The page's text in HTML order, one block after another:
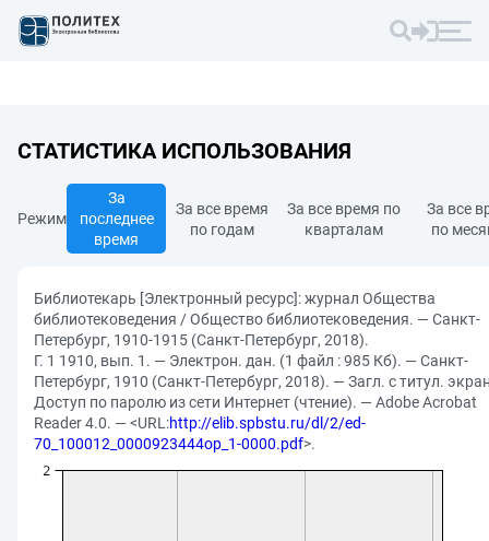
СТАТИСТИКА ИСПОЛЬЗОВАНИЯ
Режим
За
последнее
время
За все время
по годам
За все время по
кварталам
За все
по
Библиотекарь [Электронный ресурс]: журнал Общества
библиотековедения / Общество библиотековедения. — Санкт-
Петербург, 1910-1915 (Санкт-Петербург, 2018).
Г. 1 1910, вып. 1. — Электрон. дан. (1 файл : 985 Кб). — Санкт-
Петербург, 1910 (Санкт-Петербург, 2018). — Загл. с титул.
Доступ по паролю из сети Интернет (чтение). — Adobe Acrobat
Reader 4.0. — <URL:http://elib.spbstu.ru/dl/2/ed-
70_100012_0000923444op_1-0000.pdf>.